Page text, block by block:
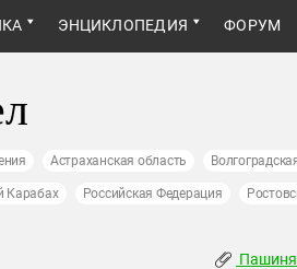
ЭНЦИКЛОПЕДИЯ ФОРУМ
Астраханская область
Карабах Российская Федерация